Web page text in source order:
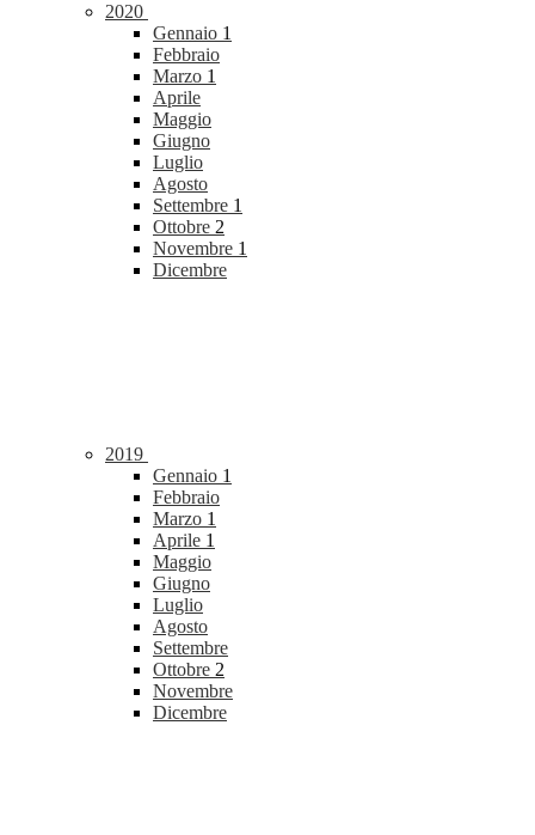
2020
Gennaio 1
Febbraio
Marzo 1
Aprile
Maggio
Giugno
Luglio
Agosto
Settembre 1
Ottobre 2
Novembre 1
Dicembre
2019
Gennaio 1
Febbraio
Marzo 1
Aprile 1
Maggio
Giugno
Luglio
Agosto
Settembre
Ottobre 2
Novembre
Dicembre